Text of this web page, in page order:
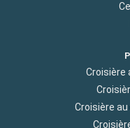
Croisière
Croisière